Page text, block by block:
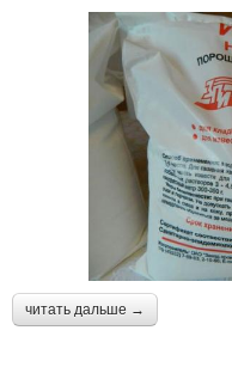
читать дальше →